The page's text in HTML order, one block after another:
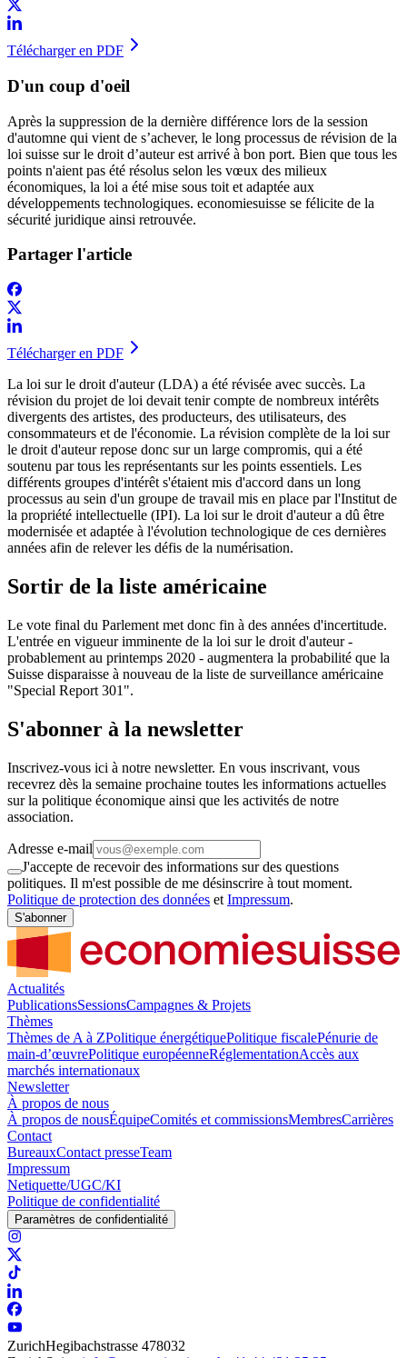
Télécharger en PDF
D'un coup d'oeil
Après la suppression de la dernière différence lors de la session
d'automne qui vient de s’achever, le long processus de révision de la
loi suisse sur le droit d’auteur est arrivé à bon port. Bien que tous les
points n'aient pas été résolus selon les vœux des milieux
économiques, la loi a été mise sous toit et adaptée aux
développements technologiques. economiesuisse se félicite de la
sécurité juridique ainsi retrouvée.
Partager l'article
Télécharger en PDF
La loi sur le droit d'auteur (LDA) a été révisée avec succès. La
révision du projet de loi devait tenir compte de nombreux intérêts
divergents des artistes, des producteurs, des utilisateurs, des
consommateurs et de l'économie. La révision complète de la loi sur
le droit d'auteur repose donc sur un large compromis, qui a été
soutenu par tous les représentants sur les points essentiels. Les
différents groupes d'intérêt s'étaient mis d'accord dans un long
processus au sein d'un groupe de travail mis en place par l'Institut de
la propriété intellectuelle (IPI). La loi sur le droit d'auteur a dû être
modernisée et adaptée à l'évolution technologique de ces dernières
années afin de relever les défis de la numérisation.
Sortir de la liste américaine
Le vote final du Parlement met donc fin à des années d'incertitude.
L'entrée en vigueur imminente de la loi sur le droit d'auteur -
probablement au printemps 2020 - augmentera la probabilité que la
Suisse disparaisse à nouveau de la liste de surveillance américaine
"Special Report 301".
S'abonner à la newsletter
Inscrivez-vous ici à notre newsletter. En vous inscrivant, vous
recevrez dès la semaine prochaine toutes les informations actuelles
sur la politique économique ainsi que les activités de notre
association.
Adresse e-mail
J'accepte de recevoir des informations sur des questions
politiques. Il m'est possible de me désinscrire à tout moment.
Politique de protection des données et Impressum.
S'abonner
Actualités
PublicationsSessionsCampagnes & Projets
Thèmes
Thèmes de A à ZPolitique énergétiquePolitique fiscalePénurie de
main-d’œuvrePolitique européenneRéglementationAccès aux
marchés internationaux
Newsletter
À propos de nous
À propos de nousÉquipeComités et commissionsMembresCarrières
Contact
BureauxContact presseTeam
Impressum
Netiquette/UGC/KI
Politique de confidentialité
Paramètres de confidentialité
ZurichHegibachstrasse 478032